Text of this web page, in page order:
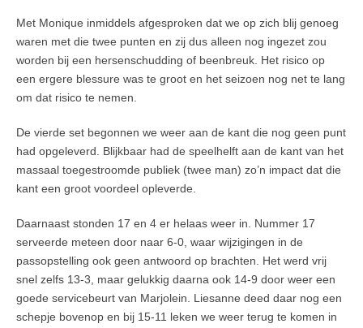
Met Monique inmiddels afgesproken dat we op zich blij genoeg
waren met die twee punten en zij dus alleen nog ingezet zou
worden bij een hersenschudding of beenbreuk. Het risico op
een ergere blessure was te groot en het seizoen nog net te lang
om dat risico te nemen.
De vierde set begonnen we weer aan de kant die nog geen punt
had opgeleverd. Blijkbaar had de speelhelft aan de kant van het
massaal toegestroomde publiek (twee man) zo’n impact dat die
kant een groot voordeel opleverde.
Daarnaast stonden 17 en 4 er helaas weer in. Nummer 17
serveerde meteen door naar 6-0, waar wijzigingen in de
passopstelling ook geen antwoord op brachten. Het werd vrij
snel zelfs 13-3, maar gelukkig daarna ook 14-9 door weer een
goede servicebeurt van Marjolein. Liesanne deed daar nog een
schepje bovenop en bij 15-11 leken we weer terug te komen in